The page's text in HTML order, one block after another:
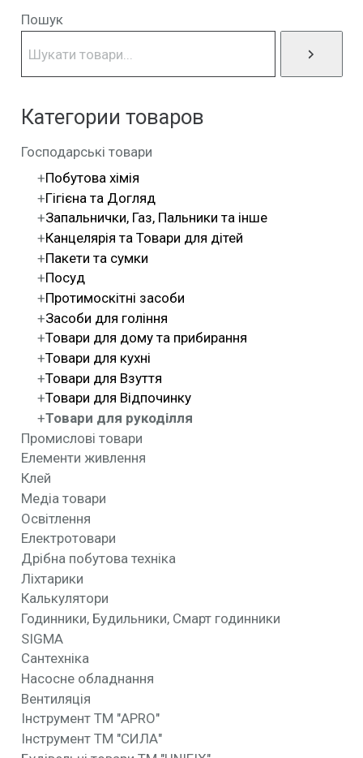
Пошук
Категории товаров
Господарські товари
Побутова хімія
Гігієна та Догляд
Запальнички, Газ, Пальники та інше
Канцелярія та Товари для дітей
Пакети та сумки
Посуд
Протимоскітні засоби
Засоби для гоління
Товари для дому та прибирання
Товари для кухні
Товари для Взуття
Товари для Відпочинку
Товари для рукоділля
Промислові товари
Елементи живлення
Клей
Медіа товари
Освітлення
Електротовари
Дрібна побутова техніка
Ліхтарики
Калькулятори
Годинники, Будильники, Смарт годинники
SIGMA
Сантехніка
Насосне обладнання
Вентиляція
Інструмент ТМ "APRO"
Інструмент ТМ "СИЛА"